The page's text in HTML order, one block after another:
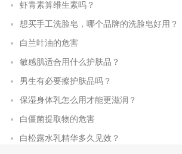
虾青素算维生素吗？
想买手工洗脸皂，哪个品牌的洗脸皂好用？
白兰叶油的危害
敏感肌适合用什么护肤品？
男生有必要擦护肤品吗？
保湿身体乳怎么用才能更滋润？
白僵菌提取物的危害
白松露水乳精华多久见效？